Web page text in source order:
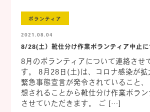
ボランティア
2021.08.04
8/28(土）靴仕分け作業ボランティア中止に
8月のボランティアについて連絡させ
す。 8月28日(土)は、コロナ感染が拡
緊急事態宣言が発令されていること
想されることから靴仕分け作業ボラン
させていただきます。 ご […]